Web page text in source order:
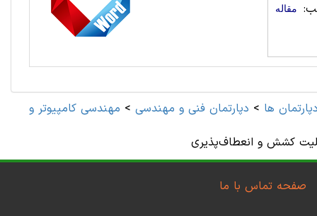
مقاله
ها > دپارتمان فنی و مهندسی >
کشش و انعطاف‌پذیری
صفحه تماس با ما